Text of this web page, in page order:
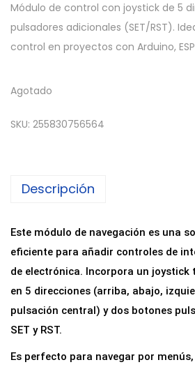
Módulo de control con joystick de 5
pulsadores adicionales (SET/RST).
control en proyectos con Arduino,
Agotado
SKU: 255830756564
Descripción
Este módulo de navegación es una
eficiente para añadir controles de
de electrónica. Incorpora un
en 5 direcciones (arriba, abajo,
pulsación central) y dos botones
SET y RST.
Es perfecto para navegar por